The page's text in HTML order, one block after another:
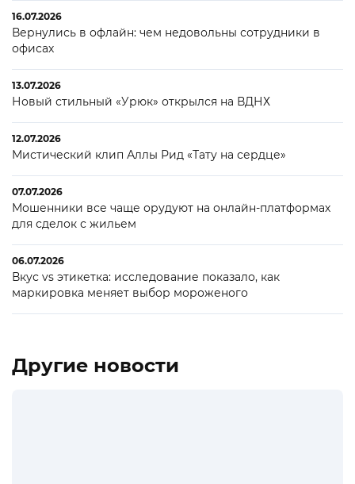
16.07.2026
Вернулись в офлайн: чем недовольны сотрудники в
офисах
13.07.2026
Новый стильный «Урюк» открылся на ВДНХ
12.07.2026
Мистический клип Аллы Рид «Тату на сердце»
07.07.2026
Мошенники все чаще орудуют на онлайн-платформах
для сделок с жильем
06.07.2026
Вкус vs этикетка: исследование показало, как
маркировка меняет выбор мороженого
Другие новости